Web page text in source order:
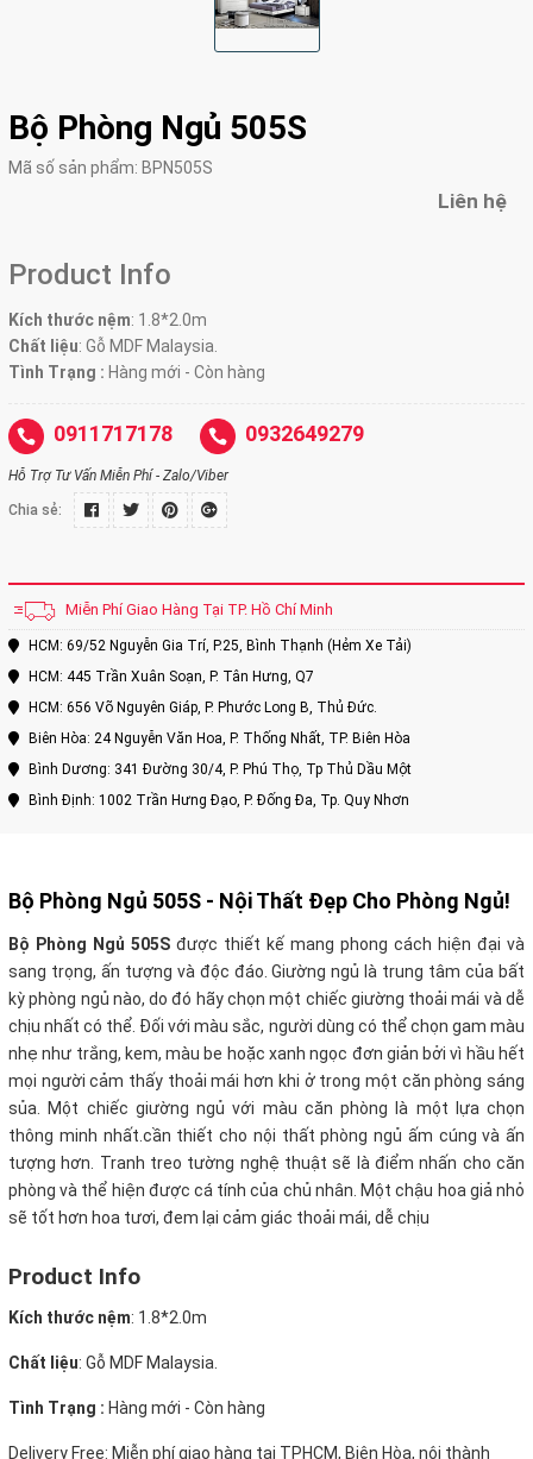
Bộ Phòng Ngủ 505S
Mã số sản phẩm: BPN505S
Liên hệ
Product Info
Kích thước nệm: 1.8*2.0m
Chất liệu: Gỗ MDF Malaysia.
Tình Trạng : Hàng mới - Còn hàng
0911717178 0932649279
Hỗ Trợ Tư Vấn Miễn Phí - Zalo/Viber
Chia sẻ:
Miễn Phí Giao Hàng Tại TP. Hồ Chí Minh
HCM: 69/52 Nguyễn Gia Trí, P.25, Bình Thạnh (Hẻm Xe Tải)
HCM: 445 Trần Xuân Soạn, P. Tân Hưng, Q7
HCM: 656 Võ Nguyên Giáp, P. Phước Long B, Thủ Đức.
Biên Hòa: 24 Nguyễn Văn Hoa, P. Thống Nhất, TP. Biên Hòa
Bình Dương: 341 Đường 30/4, P. Phú Thọ, Tp Thủ Dầu Một
Bình Định: 1002 Trần Hưng Đạo, P. Đống Đa, Tp. Quy Nhơn
Bộ Phòng Ngủ 505S - Nội Thất Đẹp Cho Phòng Ngủ!
Bộ Phòng Ngủ 505S được thiết kế mang phong cách hiện đại và
sang trọng, ấn tượng và độc đáo. Giường ngủ là trung tâm của bất
kỳ phòng ngủ nào, do đó hãy chọn một chiếc giường thoải mái và dễ
chịu nhất có thể. Đối với màu sắc, người dùng có thể chọn gam màu
nhẹ như trắng, kem, màu be hoặc xanh ngọc đơn giản bởi vì hầu hết
mọi người cảm thấy thoải mái hơn khi ở trong một căn phòng sáng
sủa. Một chiếc giường ngủ với màu căn phòng là một lựa chọn
thông minh nhất.cần thiết cho nội thất phòng ngủ ấm cúng và ấn
tượng hơn. Tranh treo tường nghệ thuật sẽ là điểm nhấn cho căn
phòng và thể hiện được cá tính của chủ nhân. Một chậu hoa giả nhỏ
sẽ tốt hơn hoa tươi, đem lại cảm giác thoải mái, dễ chịu
Product Info
Kích thước nệm: 1.8*2.0m
Chất liệu: Gỗ MDF Malaysia.
Tình Trạng : Hàng mới - Còn hàng
Delivery Free: Miễn phí giao hàng tại TPHCM, Biên Hòa, nội thành